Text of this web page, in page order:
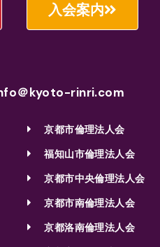
入会案内
＠kyoto-rinri.com
京都市倫理法人会
福知山市倫理法人会
京都市中央倫理法人会
京都市南倫理法人会
京都洛南倫理法人会